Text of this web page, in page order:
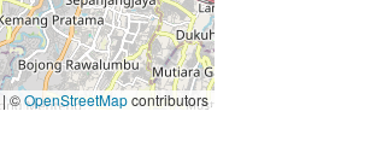
|©OpenStreetMapcontributors